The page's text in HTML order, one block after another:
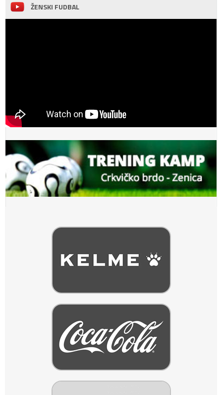
ŽENSKI FUDBAL